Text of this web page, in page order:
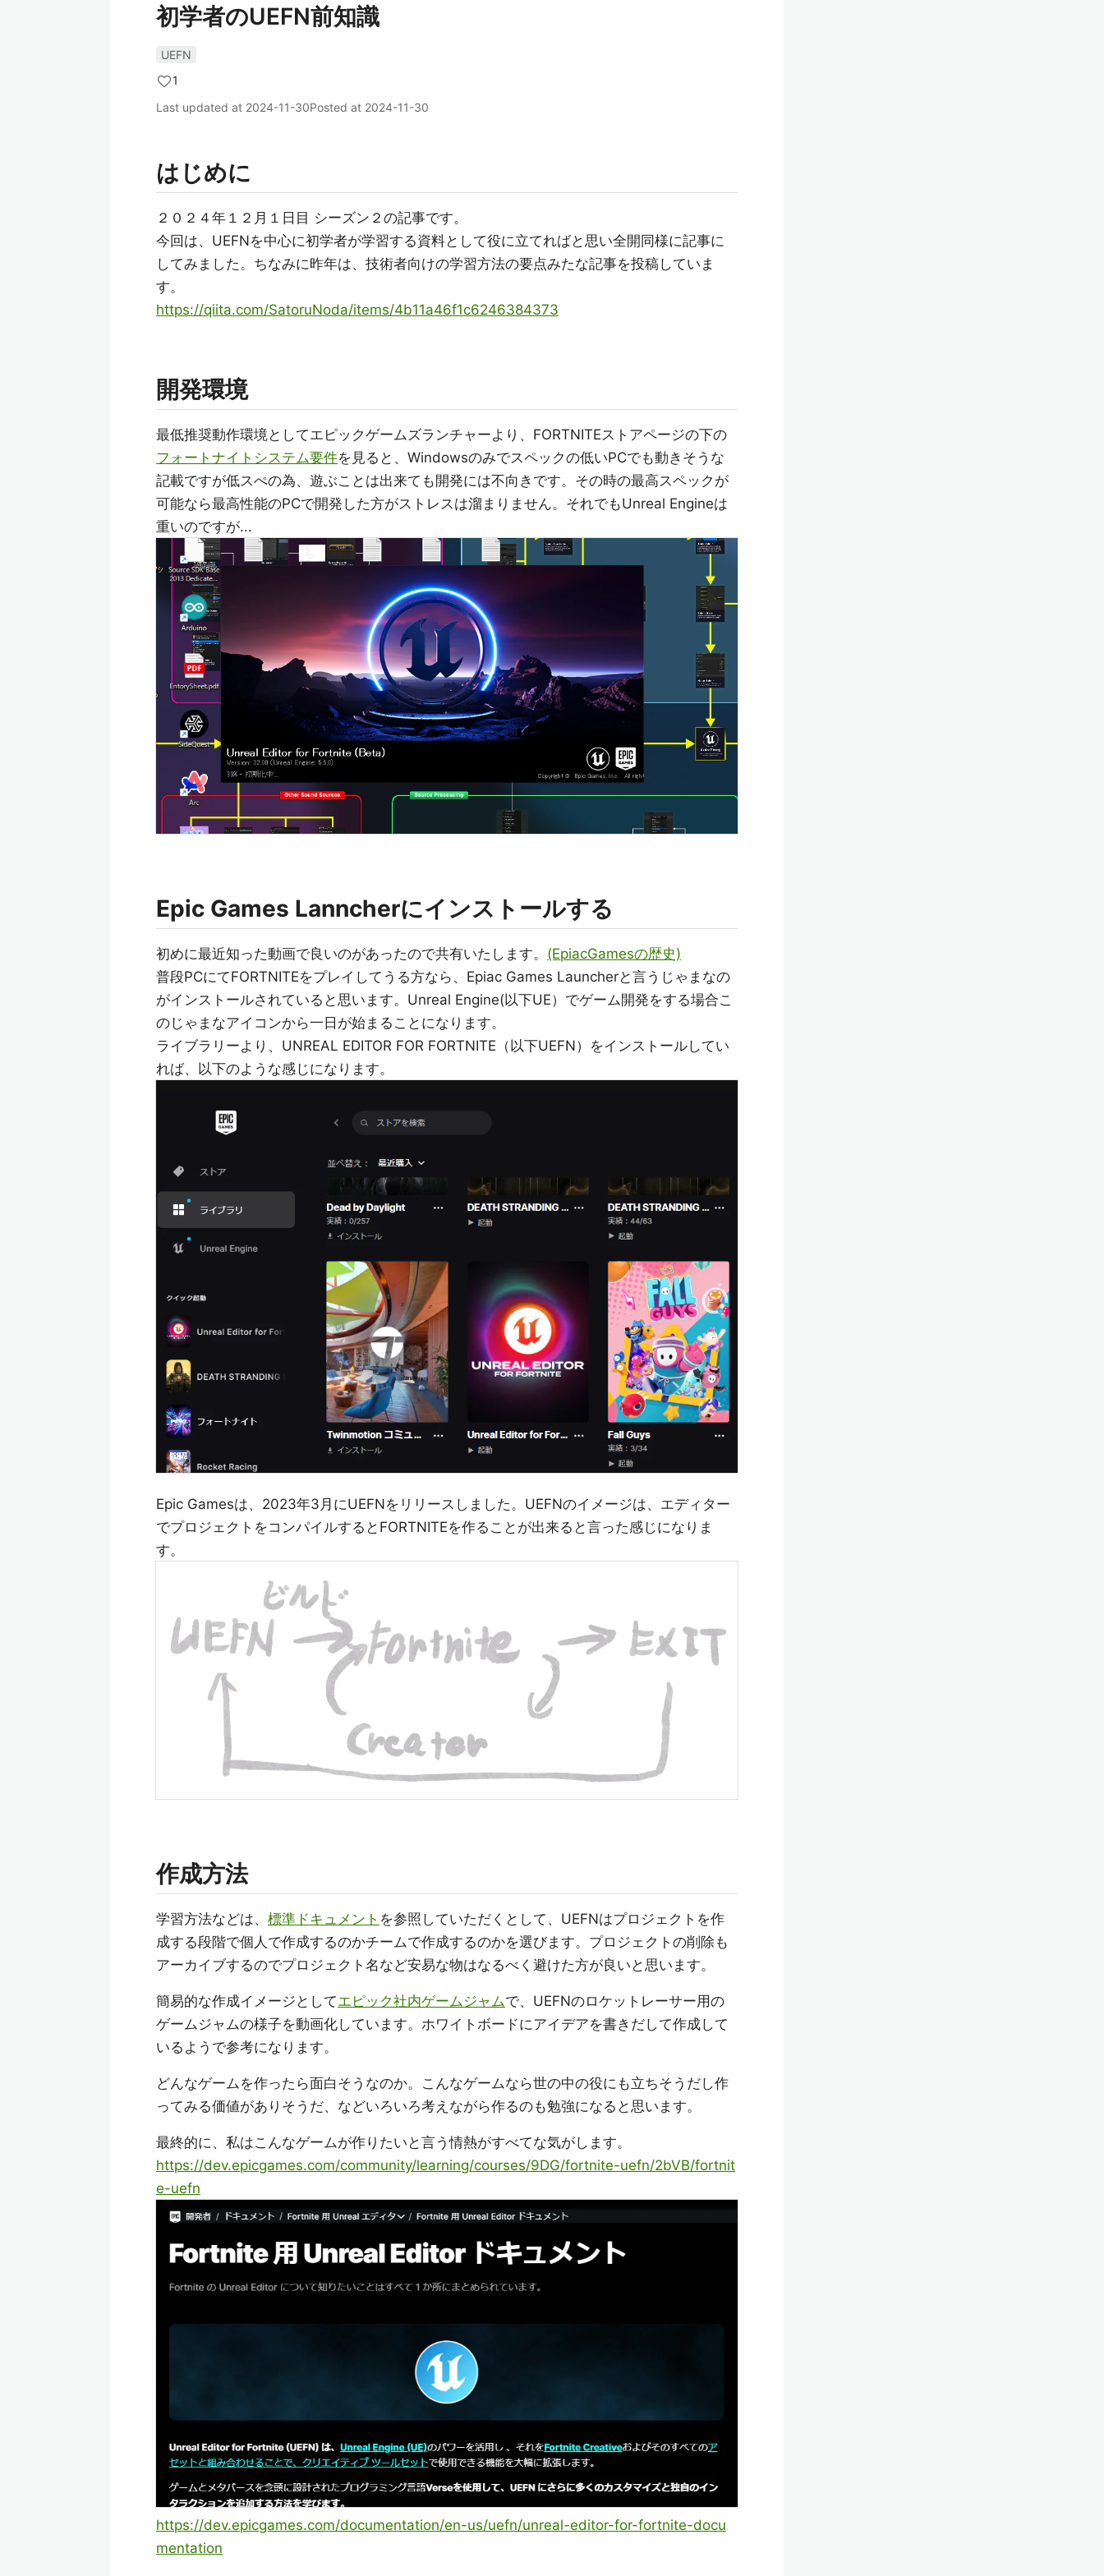
初学者のUEFN前知識
UEFN
1
Last updated at 2024-11-30Posted at 2024-11-30
はじめに
２０２４年１２月１日目 シーズン２の記事です。
今回は、UEFNを中心に初学者が学習する資料として役に立てればと思い全開同様に記事に
してみました。ちなみに昨年は、技術者向けの学習方法の要点みたな記事を投稿していま
す。
https://qiita.com/SatoruNoda/items/4b11a46f1c6246384373
開発環境
最低推奨動作環境としてエピックゲームズランチャーより、FORTNITEストアページの下の
フォートナイトシステム要件を見ると、Windowsのみでスペックの低いPCでも動きそうな
記載ですが低スぺの為、遊ぶことは出来ても開発には不向きです。その時の最高スペックが
可能なら最高性能のPCで開発した方がストレスは溜まりません。それでもUnreal Engineは
重いのですが...
Epic Games Lanncherにインストールする
初めに最近知った動画で良いのがあったので共有いたします。 (EpiacGamesの歴史)
普段PCにてFORTNITEをプレイしてうる方なら、Epiac Games Launcherと言うじゃまなの
がインストールされていると思います。Unreal Engine(以下UE）でゲーム開発をする場合こ
のじゃまなアイコンから一日が始まることになります。
ライブラリーより、UNREAL EDITOR FOR FORTNITE（以下UEFN）をインストールしてい
れば、以下のような感じになります。
Epic Gamesは、2023年3月にUEFNをリリースしました。UEFNのイメージは、エディター
でプロジェクトをコンパイルするとFORTNITEを作ることが出来ると言った感じになりま
す。
作成方法
学習方法などは、 標準ドキュメント を参照していただくとして、UEFNはプロジェクトを作
成する段階で個人で作成するのかチームで作成するのかを選びます。プロジェクトの削除も
アーカイブするのでプロジェクト名など安易な物はなるべく避けた方が良いと思います。
簡易的な作成イメージとしてエピック社内ゲームジャムで、UEFNのロケットレーサー用の
ゲームジャムの様子を動画化しています。ホワイトボードにアイデアを書きだして作成して
いるようで参考になります。
どんなゲームを作ったら面白そうなのか。こんなゲームなら世の中の役にも立ちそうだし作
ってみる価値がありそうだ、などいろいろ考えながら作るのも勉強になると思います。
最終的に、私はこんなゲームが作りたいと言う情熱がすべてな気がします。
https://dev.epicgames.com/community/learning/courses/9DG/fortnite-uefn/2bVB/fortnit
e-uefn
https://dev.epicgames.com/documentation/en-us/uefn/unreal-editor-for-fortnite-docu
mentation